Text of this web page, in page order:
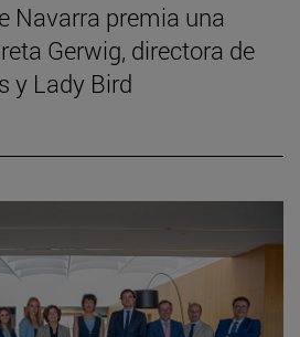
Navarra premia una
Gerwig, directora de
y Lady Bird